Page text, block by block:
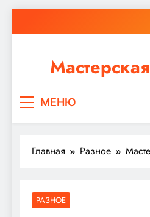
к
ремонт или крупное
МЕНЮ
Главная Разное
РАЗНОЕ